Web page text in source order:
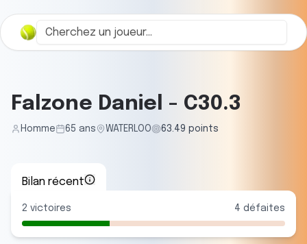
Falzone Daniel - C30.3
Homme 65 ans WATERLOO 63.49 points
Bilan récent
2 victoires 4 défaites